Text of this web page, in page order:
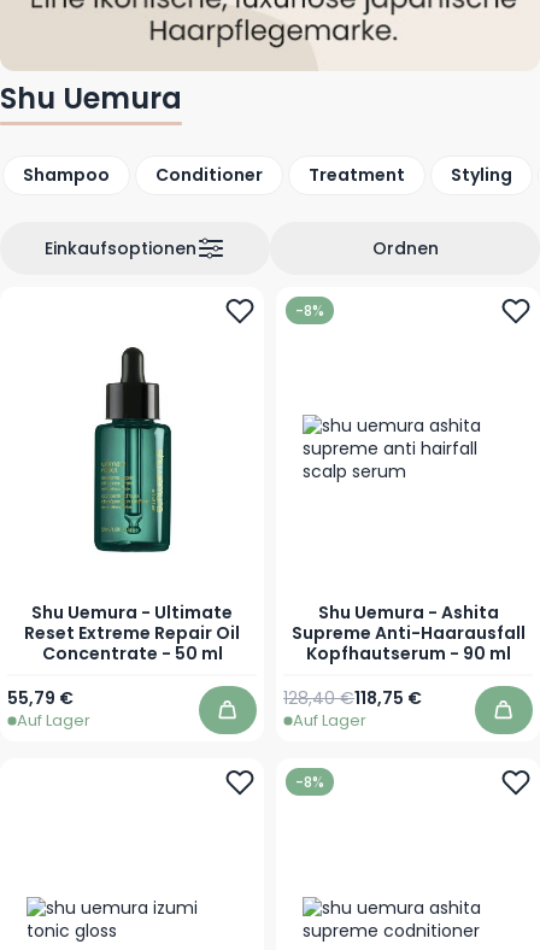
Shu Uemura
Shampoo Conditioner Treatment Styling
Ordnen
Einkaufsoptionen
Shu Uemura - Ultimate
Reset Extreme Repair Oil
Concentrate - 50 ml
55,79 €
Auf Lager In den Warenkorb
-8%
Shu Uemura - Ashita
Supreme Anti-Haarausfall
Kopfhautserum - 90 ml
Sonderpreis
118,75 €
Regulärer Preis
128,40 €
Auf Lager In
-8%